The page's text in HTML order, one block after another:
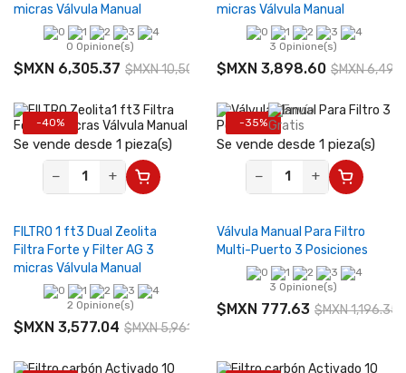
micras Válvula Manual
0 Opinione(s)
$MXN 6,305.37 $MXN 10,508.95
micras Válvula Manual
3 Opinione(s)
$MXN 3,898.60 $MXN
-40%
Se vende desde 1 pieza(s)
−
+
FILTRO 1 ft3 Dual Zeolita
Filtra Forte y Filter AG 3
micras Válvula Manual
2 Opinione(s)
$MXN 3,577.04 $MXN 5,961.73
-35%
Se vende desde 1 pieza(s)
−
+
Válvula Manual Para Filtro
Multi-Puerto 3 Posiciones
3 Opinione(s)
$MXN 777.63 $MXN 1,196.35